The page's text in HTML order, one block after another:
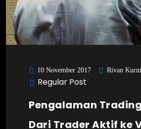
10 November 2017 Rivan
Regular Post
Pengalaman
Dari Trader Aktif ke